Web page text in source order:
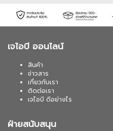
เจไอบี ออนไลน์
สินค้า
ข่าวสาร
เกี่ยวกับเรา
ติดต่อเรา
เจไอบี ดีอย่างไร
ฝ่ายสนับสนุน